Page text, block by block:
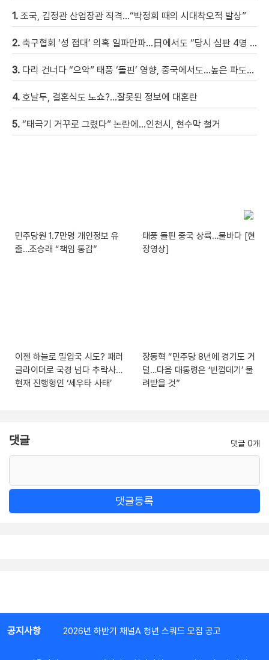
1. 조국, 김정관 산업장관 직격…“박정희 때의 시대착오적 발상”
2. 축구협회 ‘성 접대’ 의혹 일파만파…日에서도 “당시 심판 4명 조사 착수”
3. 다리 건너다 “으악” 태풍 ‘돌핀’ 영향, 중국에서도…높은 파도에 휩쓸려 9세 아이 실종 [현장영상]
4. 호날두, 결혼식도 노쇼?…잘못된 정보에 대혼란
5. “태극기 거꾸로 그렸다” 논란에…인천시, 현수막 철거
민주당원 1.7만명 개인정보 유
출…조승래 “책임 통감”
태풍 돌핀 중국 상륙…물바다 [현
장영상]
이젠 하늘로 밀입국 시도? 패러
글라이더로 국경 넘다 추락사…
현재 진행형인 ‘세우타 사태’
장동혁 “민주당 8년에 경기도 거
덜…다음 대통령은 ‘빈껍데기’ 물
려받을 것”
댓글 댓글 0개
댓글등록
공지사항 2026년 하반기 채널A 청년 스쿼드 모집 공고